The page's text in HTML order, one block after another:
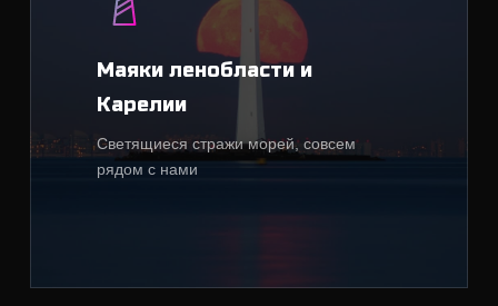
Маяки ленобласти и
Карелии
Светящиеся стражи морей, совсем
рядом с нами